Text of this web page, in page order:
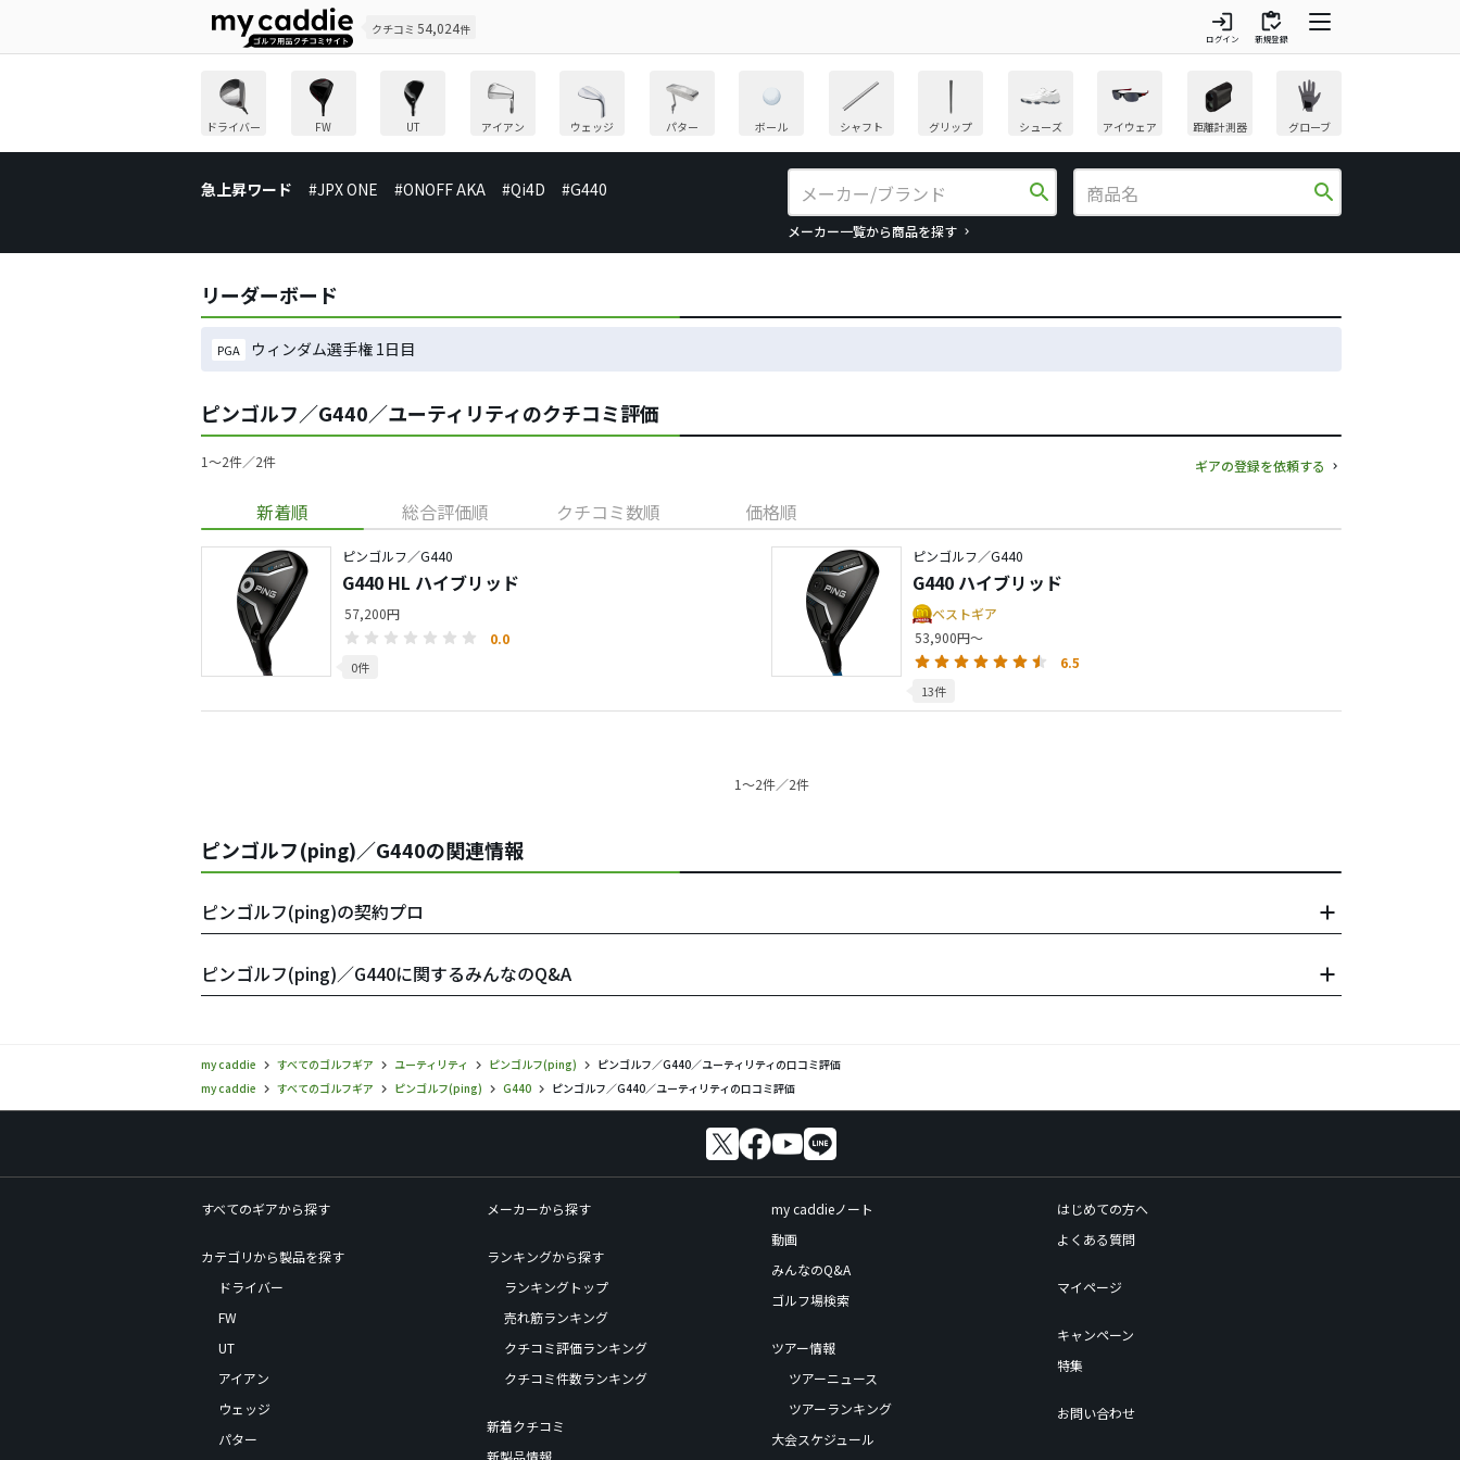
クチコミ 54,024件 login
ログイン
inventory
新規登録
ドライバー FW UT アイアン ウェッジ パター ボール シャフト グリップ シューズ アイウェア 距離計測器 グローブ
急上昇ワード #JPX ONE #ONOFF AKA #Qi4D #G440 search
メーカー一覧から商品を探す
search
リーダーボード
PGA ウィンダム選手権 1日目
ピンゴルフ／G440／ユーティリティのクチコミ評価
1〜2件／2件 ギアの登録を依頼する
新着順 総合評価順 クチコミ数順 価格順
ピンゴルフ／G440
G440 HL ハイブリッド
57,200円
0.0
0件
ピンゴルフ／G440
G440 ハイブリッド
ベストギア
53,900円～
6.5
13件
1〜2件／2件
ピンゴルフ(ping)／G440の関連情報
ピンゴルフ(ping)の契約プロ
ピンゴルフ(ping)／G440に関するみんなのQ&A
my caddie すべてのゴルフギア ユーティリティ ピンゴルフ(ping)
ピンゴルフ／G440／ユーティリティの口コミ評価
my caddie
すべてのゴルフギア ピンゴルフ(ping) G440 ピンゴルフ／G440／ユーティリティの口コミ評価
すべてのギアから探す
カテゴリから製品を探す
ドライバー
FW
UT
アイアン
ウェッジ
パター
メーカーから探す
ランキングから探す
ランキングトップ
売れ筋ランキング
クチコミ評価ランキング
クチコミ件数ランキング
新着クチコミ
新製品情報
my caddieノート
動画
みんなのQ&A
ゴルフ場検索
ツアー情報
ツアーニュース
ツアーランキング
大会スケジュール
はじめての方へ
よくある質問
マイページ
キャンペーン
特集
お問い合わせ